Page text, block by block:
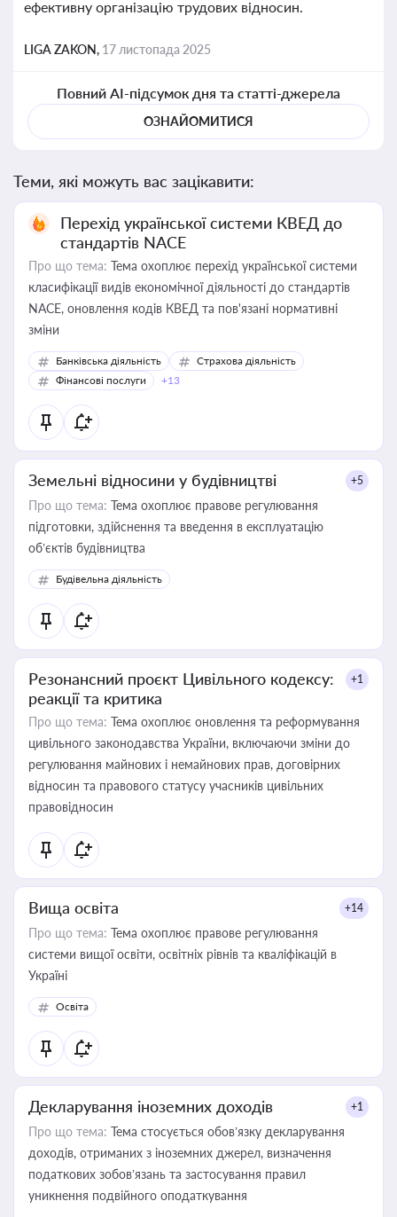
ефективну організацію трудових відносин.
LIGA ZAKON, 17 листопада 2025
Повний AI-підсумок дня та статті-джерела
ОЗНАЙОМИТИСЯ
Теми, які можуть вас зацікавити:
Перехід української системи КВЕД до
стандартів NACE
Про що тема: Тема охоплює перехід української системи
класифікації видів економічної діяльності до стандартів
NACE, оновлення кодів КВЕД та пов'язані нормативні
зміни
Банківська діяльність
Страхова діяльність
Фінансові послуги
+13
Земельні відносини у будівництві +5
Про що тема: Тема охоплює правове регулювання
підготовки, здійснення та введення в експлуатацію
об’єктів будівництва
Будівельна діяльність
Резонансний проєкт Цивільного кодексу:
реакції та критика
+1
Про що тема: Тема охоплює оновлення та реформування
цивільного законодавства України, включаючи зміни до
регулювання майнових і немайнових прав, договірних
відносин та правового статусу учасників цивільних
правовідносин
Вища освіта +14
Про що тема: Тема охоплює правове регулювання
системи вищої освіти, освітніх рівнів та кваліфікацій в
Україні
Освіта
Декларування іноземних доходів +1
Про що тема: Тема стосується обов’язку декларування
доходів, отриманих з іноземних джерел, визначення
податкових зобов’язань та застосування правил
уникнення подвійного оподаткування